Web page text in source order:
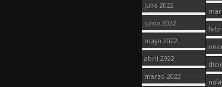
julio 2022
junio 2022
mayo 2022
abril 2022
marzo 2022